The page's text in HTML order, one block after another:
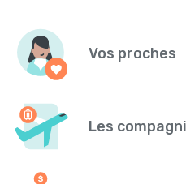
Vos proches
Les